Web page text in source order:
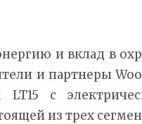
и вклад в
и партнеры
с
из трех